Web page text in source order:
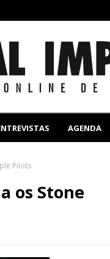
AGENDA
Pilots
os Stone